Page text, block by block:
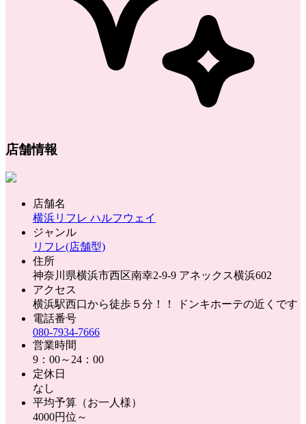
店舗情報
店舗名
横浜リフレ ハルフウェイ
ジャンル
リフレ(店舗型)
住所
神奈川県横浜市西区南幸2-9-9 アネックス横浜602
アクセス
横浜駅西口から徒歩５分！！ ドンキホーテの近くです
電話番号
080-7934-7666
営業時間
9：00～24：00
定休日
なし
平均予算（お一人様）
4000円位～